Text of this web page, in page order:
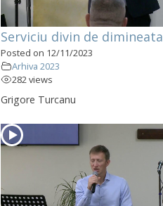
Serviciu divin de dimineata
Posted on 12/11/2023
Arhiva 2023
282 views
Grigore Turcanu